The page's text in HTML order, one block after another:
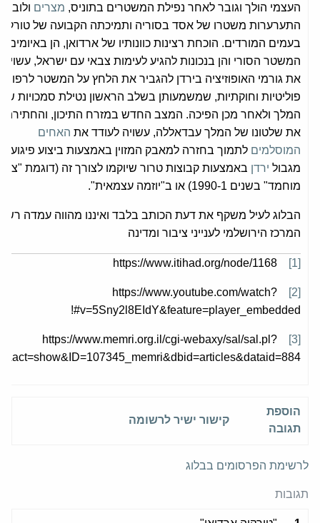
העצמי הולך וגובר לאחר נפילת המשטרים בתוניס, מצרים ולוב,
התערערות משטרו של אסד בסוריה ותמיכתה הקבועה של
בעמים המורדים. הוכחת רצינות כוונותיו של ארדואן, הן באיומים
המשטר הסורי והן בנכונות להגיע לעימות צבאי עם ישראל, עשויה
את גורמי האופוזיציה בירדן להגביר את הלחץ על המשטר
פוליטיות וחוקתיות, שמשמעותן בשלב הראשון נטילת סמכויות
המלך ולאחר מכן הפיכה. המצב החדש במזרח התיכון, והחתירה
את שלטונו של המלך עבדאללה, עשויה לעודד את האחים
המוסלמים לתמוך בחזרה למאבק המזוין באמצעות ביצוע פיגועים
מגבול ירדן באמצעות קבוצות טרור שיוקמו לצורך זה (דוגמת
מוחמד" בשנים 1990-1) או ב"יוזמה עצמאית".
הבלוג לעיל משקף את דעת הכותב בלבד ואיננו מהווה עמדה
המרכז הירושלמי לענייני ציבור ומדינה
[1]
[2]
https://www.youtube.com/watch?
v=5Sny2l8EIdY&feature=player_embedded#!
[3]
https://www.memri.org.il/cgi-webaxy/sal/sal.pl?
הוספת
תגובה
קישור ישיר לרשומה
לרשימת הפרסומים בבלוג
תגובות